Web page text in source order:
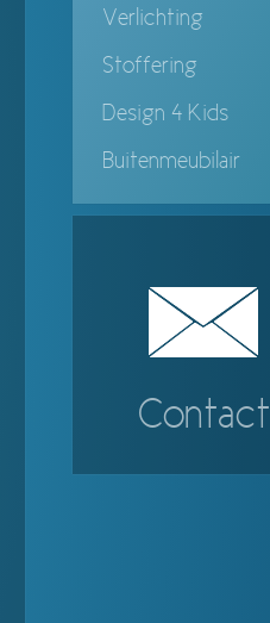
Verlichting
Stoffering
Design 4 Kids
Buitenmeubilair
Contact